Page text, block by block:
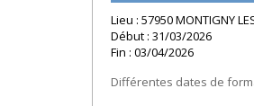
Lieu : 57950 MONTIGNY
Début : 31/03/2026
Fin : 03/04/2026
Différentes dates de